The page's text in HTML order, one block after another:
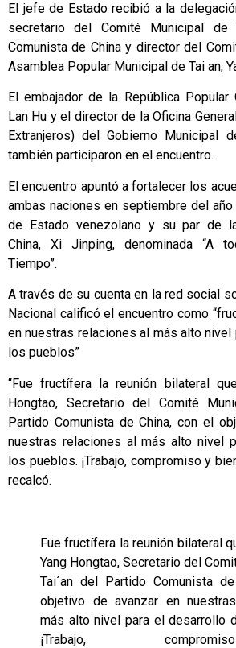
El jefe de Estado recibió a la
secretario del Comité Municipal
Comunista de China y director del
Asamblea Popular Municipal de Tai an,
El embajador de la República Popular
Lan Hu y el director de la Oficina
Extranjeros) del Gobierno Municipal
también participaron en el encuentro.
El encuentro apuntó a fortalecer los
ambas naciones en septiembre del
de Estado venezolano y su par de
China, Xi Jinping, denominada “A
Tiempo”.
A través de su cuenta en la red social
Nacional calificó el encuentro como
en nuestras relaciones al más alto
los pueblos”
“Fue fructífera la reunión bilateral
Hongtao, Secretario del Comité
Partido Comunista de China, con el
nuestras relaciones al más alto nivel
los pueblos. ¡Trabajo, compromiso y
recalcó.
Fue fructífera la reunión bilateral
Yang Hongtao, Secretario del
Tai´an del Partido Comunista
objetivo de avanzar en
más alto nivel para el desarrollo
¡Trabajo,